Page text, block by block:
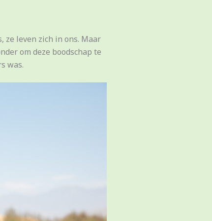
ze leven zich in ons. Maar
om deze boodschap te
was.